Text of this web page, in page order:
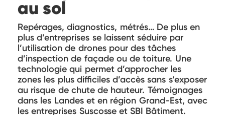
au sol
Repérages, diagnostics, métrés… De plus en
plus d’entreprises se laissent séduire par
l’utilisation de drones pour des tâches
d’inspection de façade ou de toiture. Une
technologie qui permet d’approcher les
zones les plus difficiles d’accès sans s’exposer
au risque de chute de hauteur. Témoignages
dans les Landes et en région Grand-Est, avec
les entreprises Suscosse et SBI Bâtiment.